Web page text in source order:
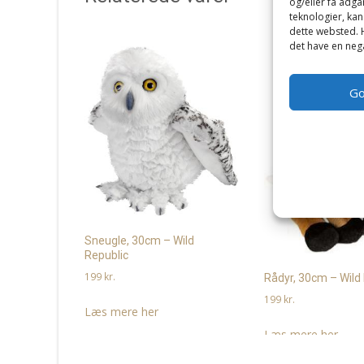
teknologier,
dette websted.
det have en
Sneugle, 30cm – Wild
Republic
199 kr.
Læs mere her
Rådyr, 30cm –
199 kr.
Læs mere her